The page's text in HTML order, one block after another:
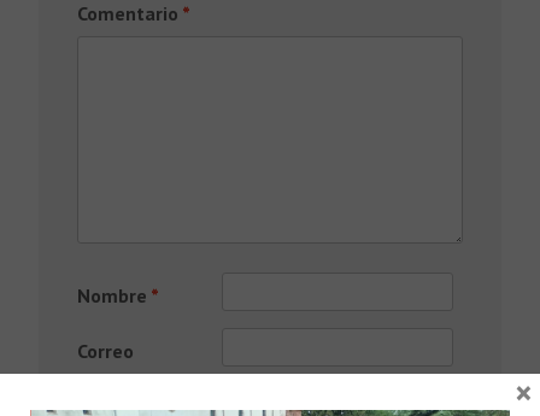
Comentario *
Nombre *
Correo
×